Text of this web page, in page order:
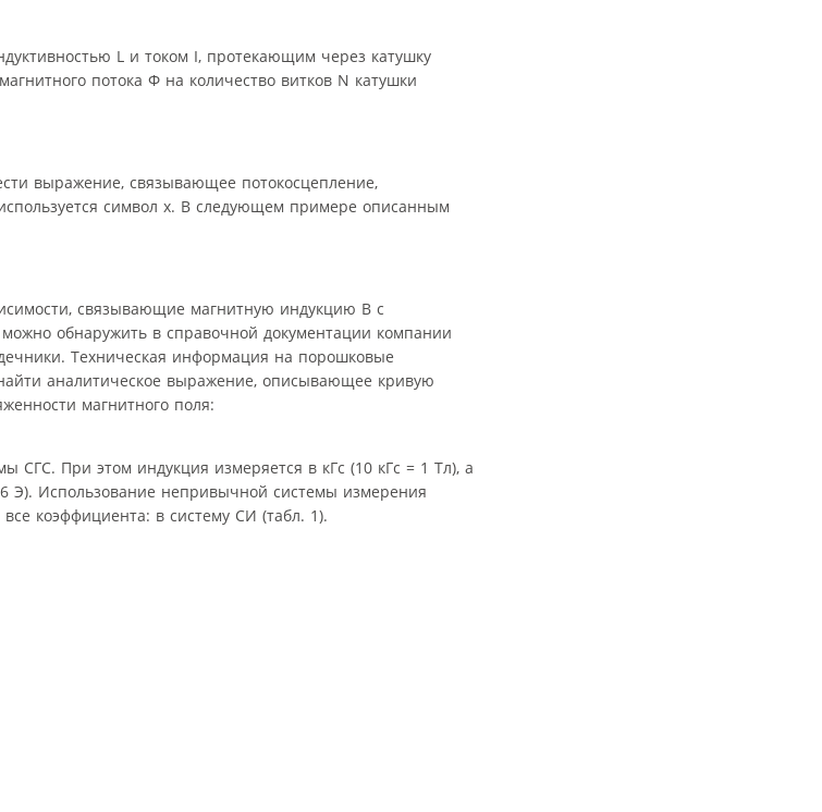
L и током I, протекающим через катушку
потока Ф на количество витков N катушки
выражение, связывающее потокосцепление,
символ х. В следующем примере описанным
связывающие магнитную индукцию B с
обнаружить в справочной документации компании
Техническая информация на порошковые
аналитическое выражение, описывающее кривую
магнитного поля:
СГС. При этом индукция измеряется в кГс (10 кГс = 1 Тл), а
Э). Использование непривычной системы измерения
коэффициента: в систему СИ (табл. 1).